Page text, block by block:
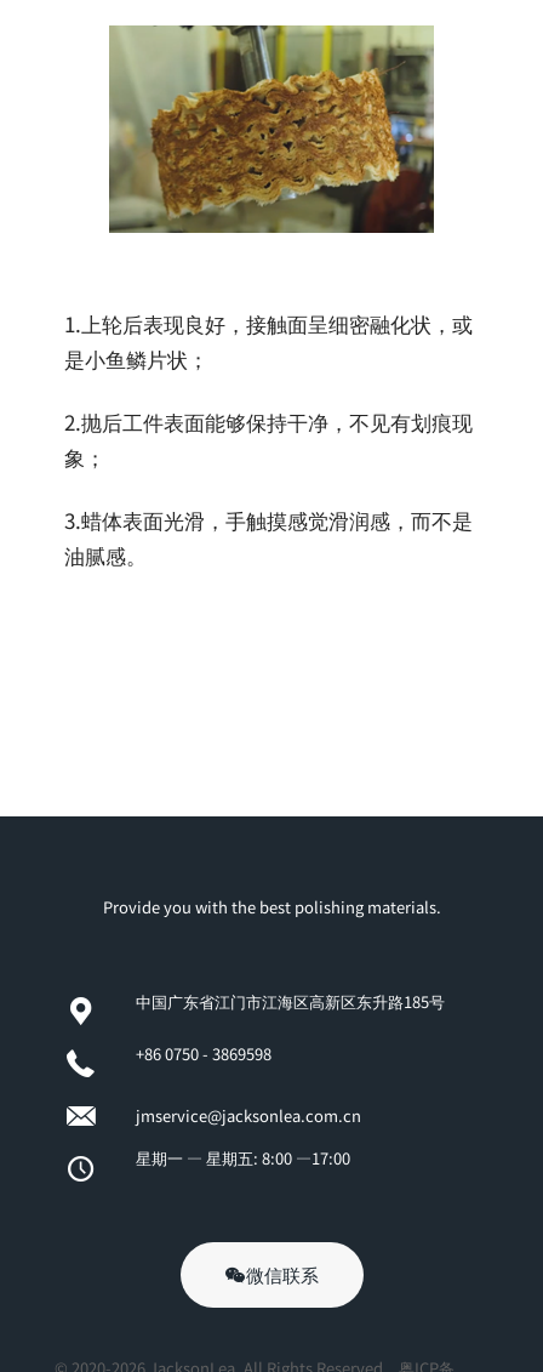
1.上轮后表现良好，接触面呈细密融化状，或
是小鱼鳞片状；
2.抛后工件表面能够保持干净，不见有划痕现
象；
3.蜡体表面光滑，手触摸感觉滑润感，而不是
油腻感。
Provide you with the best polishing materials.
中国广东省江门市江海区高新区东升路185号
+86 0750 - 3869598
jmservice@jacksonlea.com.cn
星期一 — 星期五: 8:00 —17:00
微信联系